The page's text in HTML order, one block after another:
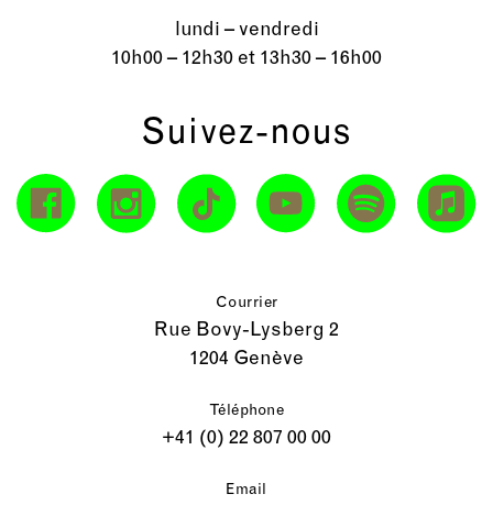
lundi – vendredi
10h00 – 12h30 et 13h30 – 16h00
Suivez-nous
Courrier
Rue Bovy-Lysberg 2
1204 Genève
Téléphone
+41 (0) 22 807 00 00
Email